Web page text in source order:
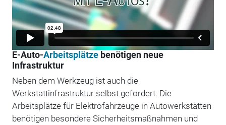
E-Auto-Arbeitsplätzebenötigen neue
Infrastruktur
Neben dem Werkzeug ist auch die
Werkstattinfrastruktur selbst gefordert. Die
Arbeitsplätze für Elektrofahrzeuge in Autowerkstätten
benötigen besondere Sicherheitsmaßnahmen und